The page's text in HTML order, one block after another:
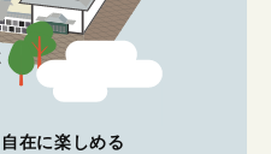
在に楽しめる